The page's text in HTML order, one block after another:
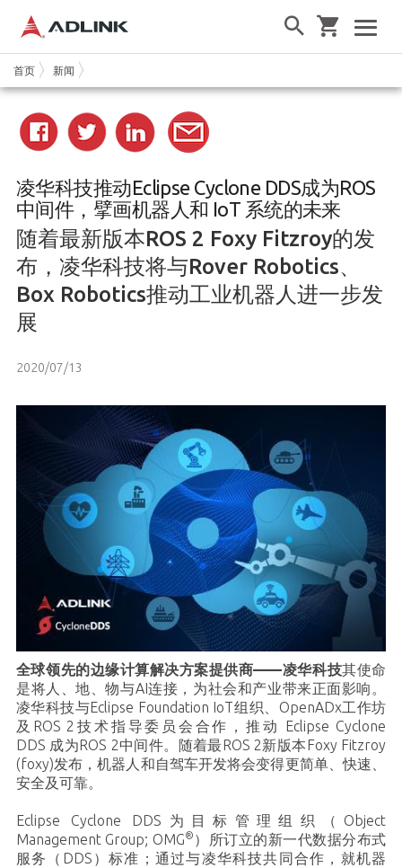
首页 新闻
凌华科技推动Eclipse Cyclone DDS成为ROS
中间件，擘画机器人和 IoT 系统的未来
随着最新版本ROS 2 Foxy Fitzroy的发
布，凌华科技将与Rover Robotics、
Box Robotics推动工业机器人进一步发
展
2020/07/13
全球领先的边缘计算解决方案提供商——凌华科技其使命
是将人、地、物与AI连接，为社会和产业带来正面影响。
凌华科技与Eclipse Foundation IoT组织、OpenADx工作坊
及ROS 2技术指导委员会合作，推动
Eclipse Cyclone
DDS 成为ROS 2中间件。随着最ROS 2新版本Foxy Fitzroy
(foxy)发布，机器人和自驾车开发将会变得更简单、快速、
安全及可靠。
Eclipse Cyclone DDS为目标管理组织（Object
Management Group; OMG® ）所订立的新一代数据分布式
服务（DDS）标准；通过与凌华科技共同合作，就机器